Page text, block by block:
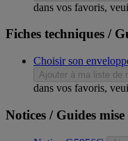
dans vos favoris,
Fiches techniques /
Choisir son
Ajouter à ma liste de
dans vos favoris,
Notices / Guides